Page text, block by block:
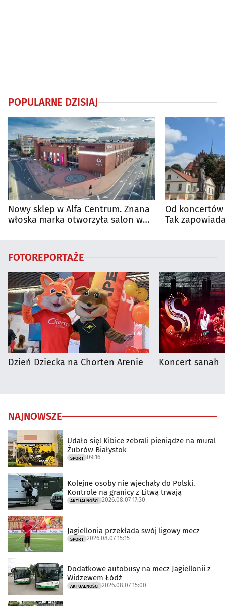
POPULARNE DZISIAJ
Nowy sklep w Alfa Centrum. Znana
włoska marka otworzyła salon w
Od
Tak
FOTOREPORTAŻE
Dzień Dziecka na Chorten Arenie Koncert sanah
NAJNOWSZE
Udało się! Kibice zebrali pieniądze na mural
Żubrów Białystok
SPORT 09:16
Kolejne osoby nie wjechały do Polski.
Kontrole na granicy z Litwą trwają
AKTUALNOŚCI 2026.08.07 17:30
Jagiellonia przekłada swój ligowy mecz
SPORT 2026.08.07 15:15
Dodatkowe autobusy na mecz Jagiellonii z
Widzewem Łódź
AKTUALNOŚCI 2026.08.07 15:00